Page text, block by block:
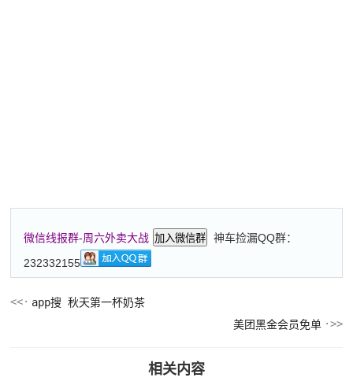
微信线报群-周六外卖大战 加入微信群
神车捡漏QQ群：
232332155
app搜 秋天第一杯奶茶
美团黑金会员免单
相关内容